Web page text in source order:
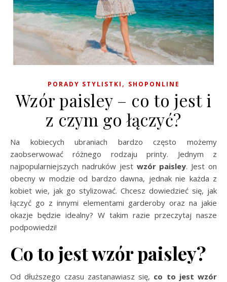
PORADY STYLISTKI , SHOPONLINE
Wzór paisley – co to jest i
z czym go łączyć?
Na kobiecych ubraniach bardzo często możemy
zaobserwować różnego rodzaju printy. Jednym z
najpopularniejszych nadruków jest wzór paisley. Jest on
obecny w modzie od bardzo dawna, jednak nie każda z
kobiet wie, jak go stylizować. Chcesz dowiedzieć się, jak
łączyć go z innymi elementami garderoby oraz na jakie
okazje będzie idealny? W takim razie przeczytaj nasze
podpowiedzi!
Co to jest wzór paisley?
Od dłuższego czasu zastanawiasz się, co to jest wzór